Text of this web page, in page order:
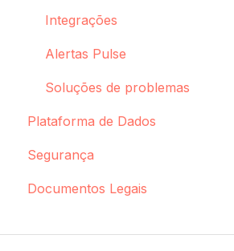
Integrações
Alertas Pulse
Soluções de problemas
Plataforma de Dados
Configuração de fonte de dados
Agente de Sincronização
Segurança
Armazenamento de dados
Documentos Legais